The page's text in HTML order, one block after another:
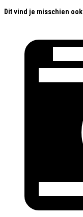
Dit vind je misschien